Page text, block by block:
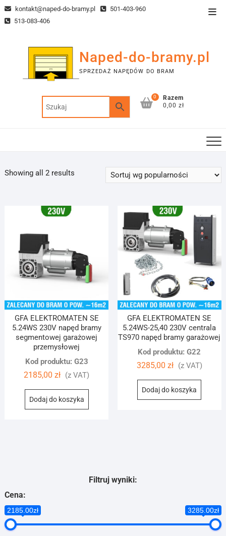
Skip
to
kontakt@naped-do-bramy.pl
501-403-960
513-083-406
Naped-do-bramy.pl
SPRZEDAŻ NAPĘDÓW DO BRAM
0
Razem
0,00 zł
Showing all 2 resultsSorted
GFA ELEKTROMATEN SE
5.24WS 230V napęd bramy
segmentowej garażowej
przemysłowej
Kod produktu: G23
2185,00zł (z VAT)
Dodaj do koszyka
GFA ELEKTROMATEN SE
5.24WS-25,40 230V centrala
TS970 napęd bramy garażowej
Kod produktu: G22
3285,00 zł (z VAT)
Dodaj do koszyka
Filtruj wyniki:
Cena:
2185.00zł 3285.00zł